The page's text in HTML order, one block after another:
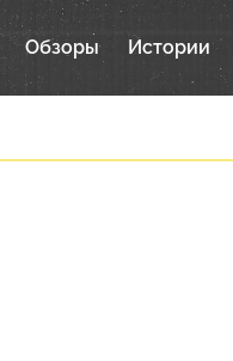
Обзоры Истории